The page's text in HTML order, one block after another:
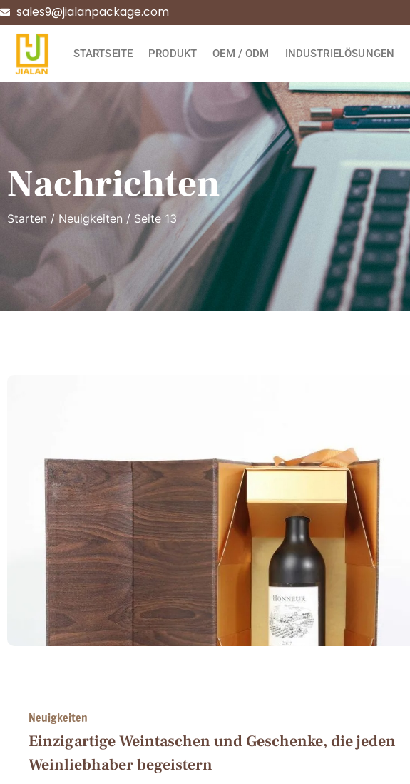
sales9@jialanpackage.com
STARTSEITE PRODUKT OEM / ODM INDUSTRIELÖSUNGEN
Nachrichten
Starten / Neuigkeiten / Seite 13
Neuigkeiten
Einzigartige Weintaschen und Geschenke, die jeden
Weinliebhaber begeistern